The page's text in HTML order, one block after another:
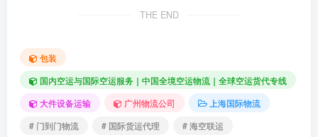
THE END
包装
国内空运与国际空运服务｜中国全境空运物流｜全球空运货代专线
大件设备运输
广州物流公司
上海国际物流
# 门到门物流
# 国际货运代理
# 海空联运